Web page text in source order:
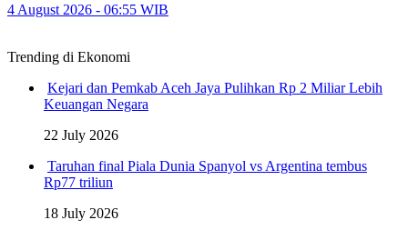
4 August 2026 - 06:55 WIB
Trending di Ekonomi
Kejari dan Pemkab Aceh Jaya Pulihkan Rp 2 Miliar Lebih
Keuangan Negara
22 July 2026
Taruhan final Piala Dunia Spanyol vs Argentina tembus
Rp77 triliun
18 July 2026